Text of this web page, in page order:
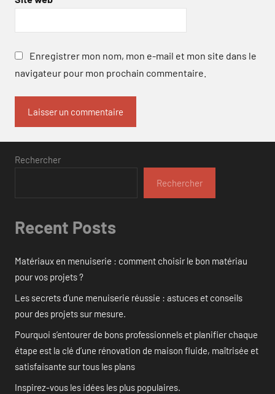
Enregistrer mon nom, mon e-mail et mon site dans le
navigateur pour mon prochain commentaire.
Rechercher
Rechercher
Recent Posts
Matériaux en menuiserie : comment choisir le bon matériau
pour vos projets ?
Les secrets d’une menuiserie réussie : astuces et conseils
pour des projets sur mesure.
Pourquoi s’entourer de bons professionnels et planifier chaque
étape est la clé d’une rénovation de maison fluide, maîtrisée et
satisfaisante sur tous les plans
Inspirez-vous les idées les plus populaires.